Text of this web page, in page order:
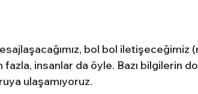
bol bol
insanlar da öyle. Bazı bilgilerin
ulaşamıyoruz.